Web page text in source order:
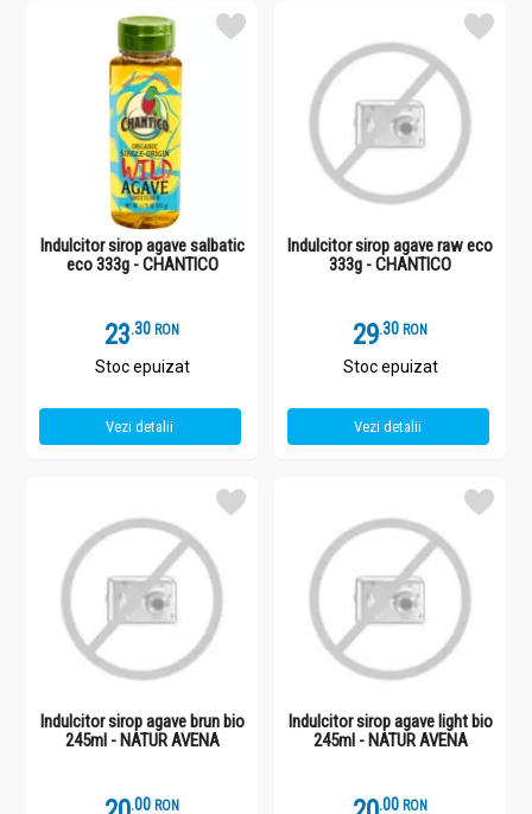
Indulcitor sirop agave salbatic
eco 333g - CHANTICO
23.3 RON
Stoc epuizat
Vezi detalii
Indulcitor sirop agave raw eco
333g - CHANTICO
29.3 RON
Stoc epuizat
Vezi detalii
Indulcitor sirop agave brun bio
245ml - NATUR AVENA
.0 RON
Indulcitor sirop agave light bio
245ml - NATUR AVENA
.0 RON